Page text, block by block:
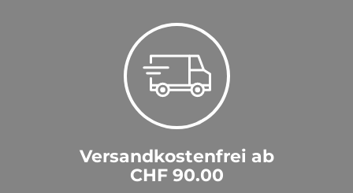
Versandkostenfrei ab
CHF 90.00